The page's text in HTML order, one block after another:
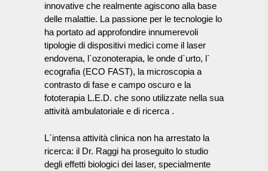
innovative che realmente agiscono alla base
delle malattie. La passione per le tecnologie lo
ha portato ad approfondire innumerevoli
tipologie di dispositivi medici come il laser
endovena, l`ozonoterapia, le onde d`urto, l`
ecografia (ECO FAST), la microscopia a
contrasto di fase e campo oscuro e la
fototerapia L.E.D. che sono utilizzate nella sua
attività ambulatoriale e di ricerca .
L`intensa attività clinica non ha arrestato la
ricerca: il Dr. Raggi ha proseguito lo studio
degli effetti biologici dei laser, specialmente